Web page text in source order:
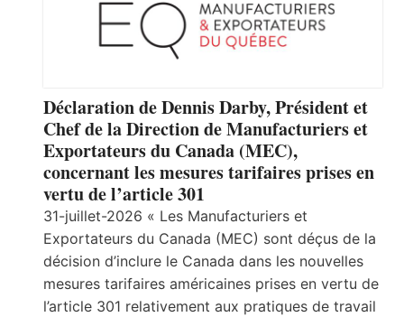
Déclaration de Dennis Darby, Président et
Chef de la Direction de Manufacturiers et
Exportateurs du Canada (MEC),
concernant les mesures tarifaires prises en
vertu de l’article 301
31-juillet-2026 « Les Manufacturiers et
Exportateurs du Canada (MEC) sont déçus de la
décision d’inclure le Canada dans les nouvelles
mesures tarifaires américaines prises en vertu de
l’article 301 relativement aux pratiques de travail